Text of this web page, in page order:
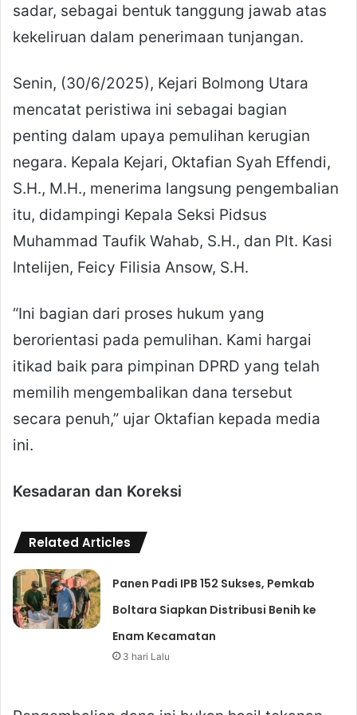
sadar, sebagai bentuk tanggung jawab atas
kekeliruan dalam penerimaan tunjangan.
Senin, (30/6/2025), Kejari Bolmong Utara
mencatat peristiwa ini sebagai bagian
penting dalam upaya pemulihan kerugian
negara. Kepala Kejari, Oktafian Syah Effendi,
S.H., M.H., menerima langsung pengembalian
itu, didampingi Kepala Seksi Pidsus
Muhammad Taufik Wahab, S.H., dan Plt. Kasi
Intelijen, Feicy Filisia Ansow, S.H.
“Ini bagian dari proses hukum yang
berorientasi pada pemulihan. Kami hargai
itikad baik para pimpinan DPRD yang telah
memilih mengembalikan dana tersebut
secara penuh,” ujar Oktafian kepada media
ini.
Kesadaran dan Koreksi
Related Articles
Panen Padi IPB 152 Sukses, Pemkab
Boltara Siapkan Distribusi Benih ke
Enam Kecamatan
3 hari Lalu